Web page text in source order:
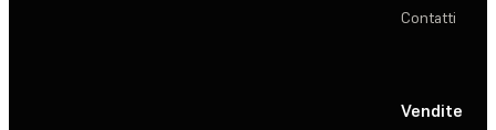
Contatti
Vendite